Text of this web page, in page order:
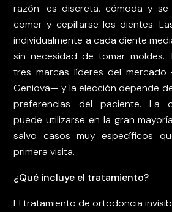
razón: es discreta, cómoda y
comer y cepillarse los dientes.
individualmente a cada diente
sin necesidad de tomar moldes.
tres marcas líderes del mercado
Geniova— y la elección depende
preferencias del paciente. La
puede utilizarse en la gran
salvo casos muy específicos
primera visita.
¿Qué incluye el tratamiento?
El tratamiento de ortodoncia